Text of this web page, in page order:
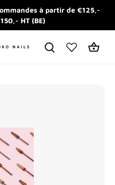
à partir de €125,-
HT (BE)